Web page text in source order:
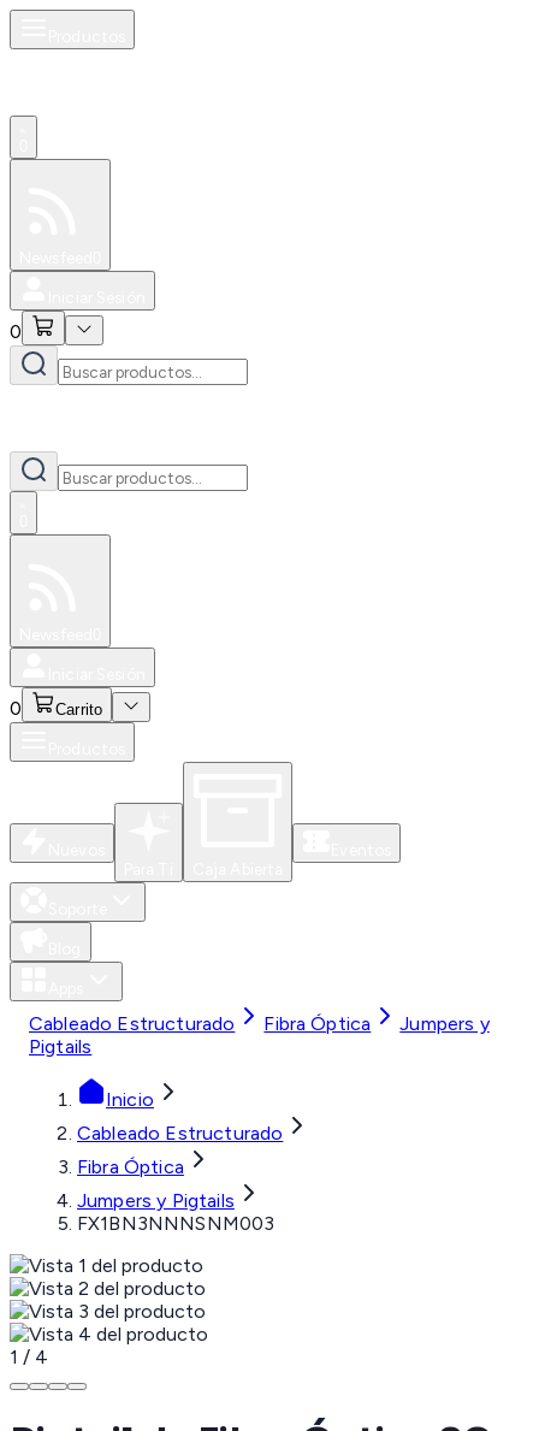
0
0 Carrito
Cableado Estructurado Fibra Óptica
Jumpers y
Pigtails
Inicio
Cableado Estructurado
Fibra Óptica
Jumpers y Pigtails
FX1BN3NNNSNM003
1 / 4